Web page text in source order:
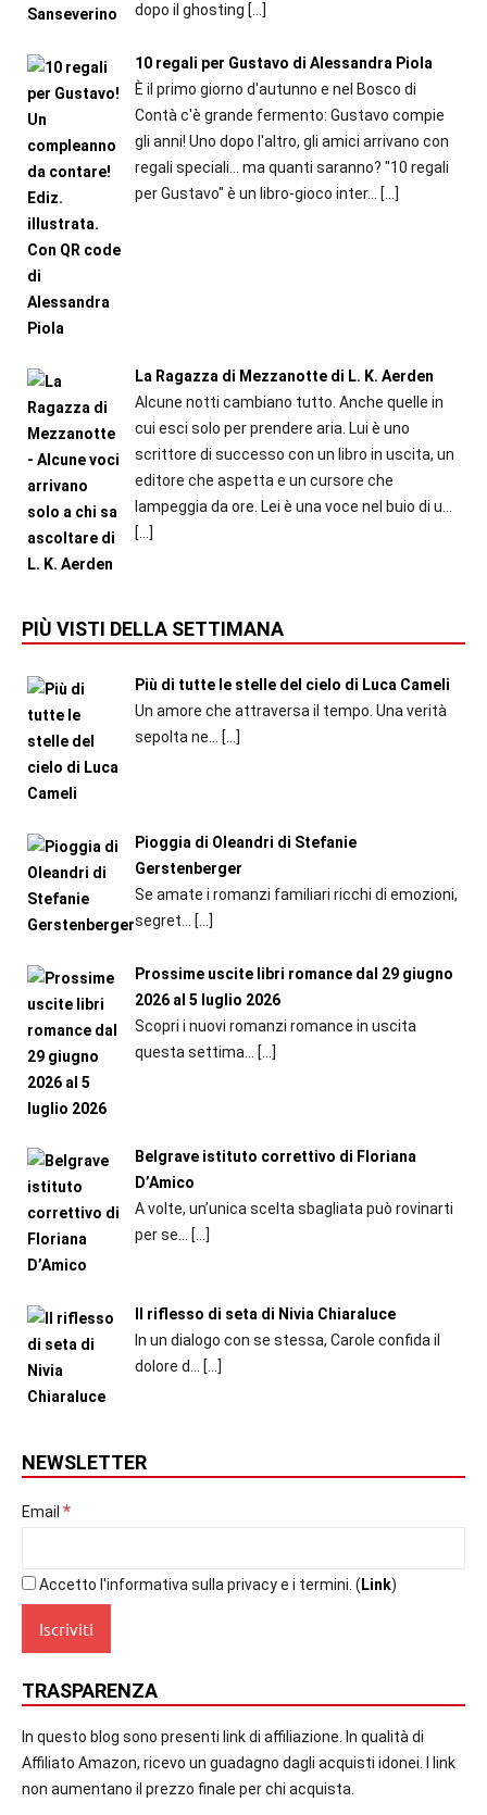
dopo il ghosting […]
10 regali per Gustavo di Alessandra Piola
È il primo giorno d'autunno e nel Bosco di
Contà c'è grande fermento: Gustavo compie
gli anni! Uno dopo l'altro, gli amici arrivano con
regali speciali... ma quanti saranno? "10 regali
per Gustavo" è un libro-gioco inter...
[…]
La Ragazza di Mezzanotte di L. K. Aerden
Alcune notti cambiano tutto. Anche quelle in
cui esci solo per prendere aria. Lui è uno
scrittore di successo con un libro in uscita, un
editore che aspetta e un cursore che
lampeggia da ore. Lei è una voce nel buio di u...
[…]
PIÙ VISTI DELLA SETTIMANA
Più di tutte le stelle del cielo di Luca Cameli
Un amore che attraversa il tempo. Una verità
sepolta ne...
[…]
Pioggia di Oleandri di Stefanie
Gerstenberger
Se amate i romanzi familiari ricchi di emozioni,
segret...
[…]
Prossime uscite libri romance dal 29 giugno
2026 al 5 luglio 2026
Scopri i nuovi romanzi romance in uscita
questa settima...
[…]
Belgrave istituto correttivo di Floriana
D’Amico
A volte, un’unica scelta sbagliata può rovinarti
per se... […]
Il riflesso di seta di Nivia Chiaraluce
In un dialogo con se stessa, Carole confida il
dolore d...
[…]
NEWSLETTER
Email *
Accetto l'informativa sulla privacy e i termini. ( Link)
TRASPARENZA
In questo blog sono presenti link di affiliazione. In qualità di
Affiliato Amazon, ricevo un guadagno dagli acquisti idonei. I link
non aumentano il prezzo finale per chi acquista.